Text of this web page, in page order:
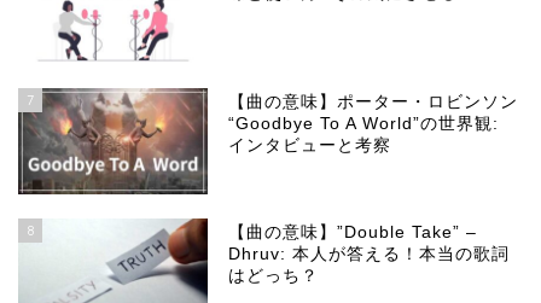
7
【曲の意味】ポーター・ロビンソン
“Goodbye To A World”の世界観:
インタビューと考察
8
【曲の意味】”Double Take” –
Dhruv: 本人が答える！本当の歌詞
はどっち？